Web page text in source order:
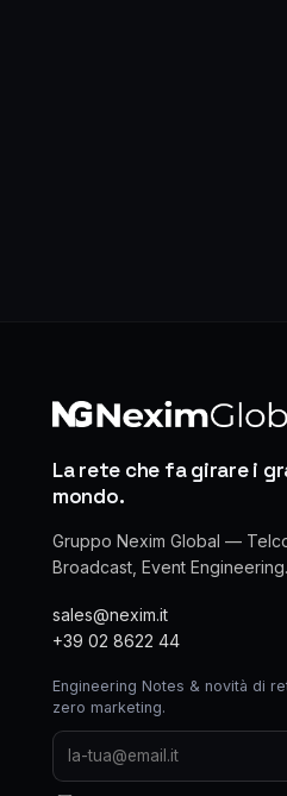
La rete che fa girare i
mondo.
Gruppo Nexim Global —
Broadcast, Event Engineering.
sales@nexim.it
+39 02 8622 44
Engineering Notes & novità di
zero marketing.